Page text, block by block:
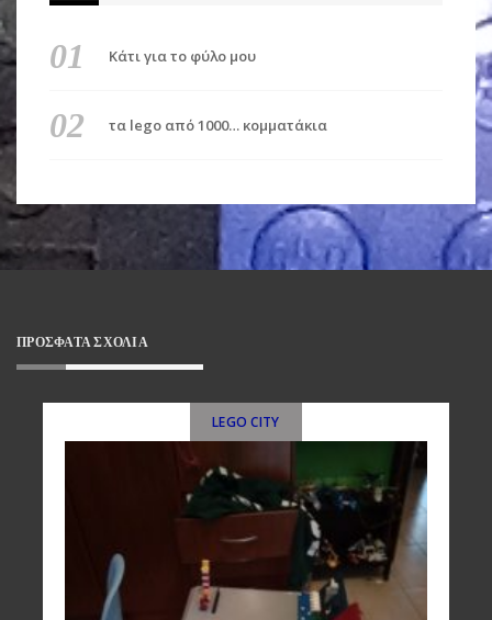
Κάτι για το φύλο μου
τα lego από 1000… κομματάκια
ΠΡΌΣΦΑΤΑ ΣΧΌΛΙΑ
LEGO CITY